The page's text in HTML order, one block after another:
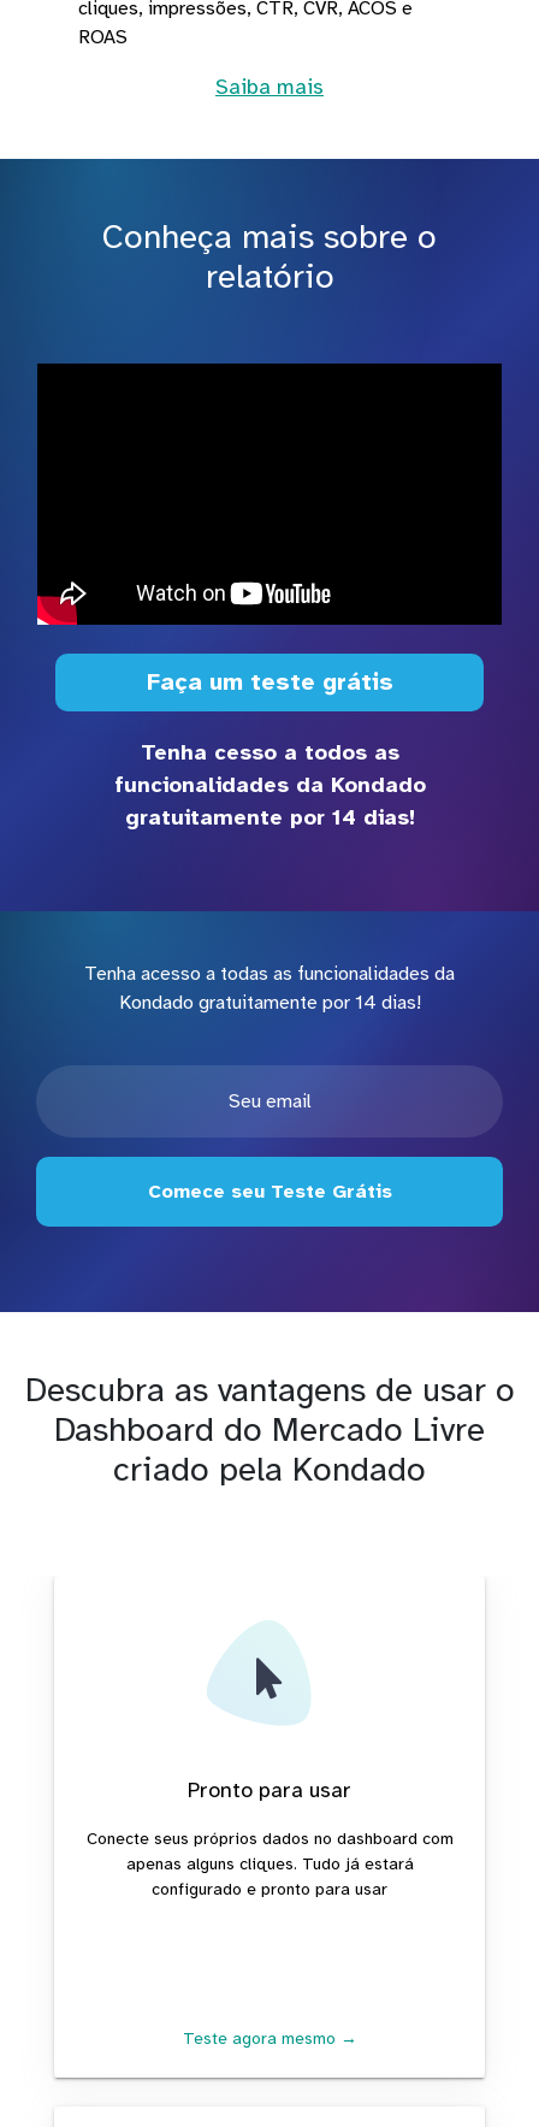
cliques, impressões, CTR, CVR, ACOS e
ROAS
Saiba mais
Conheça mais sobre o
relatório
Faça um teste grátis
Tenha cesso a todos as
funcionalidades da Kondado
gratuitamente por 14 dias!
Tenha acesso a todas as funcionalidades da
Kondado gratuitamente por 14 dias!
Comece seu Teste Grátis
Descubra as vantagens de usar o
Dashboard do Mercado Livre
criado pela Kondado
Pronto para usar
Conecte seus próprios dados no dashboard com
apenas alguns cliques. Tudo já estará
configurado e pronto para usar
Teste agora mesmo →